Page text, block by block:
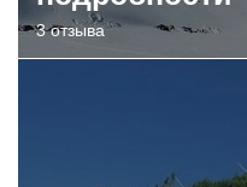
3 отзыва